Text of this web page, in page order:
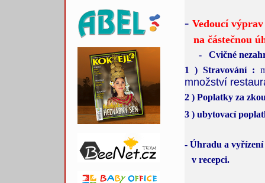
- Vedoucí
na částečnou
- Cvičné
1 ) Stravování :
množství
2 ) Poplatky za
3 ) ubytovací
- Úhradu a
v recepci.